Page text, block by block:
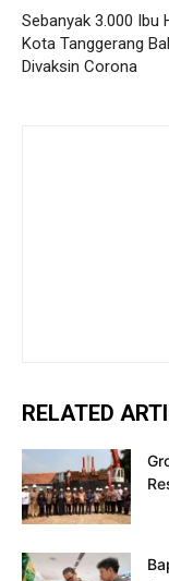
Sebanyak 3.000 Ibu
Kota Tanggerang
Divaksin Corona
RELATED